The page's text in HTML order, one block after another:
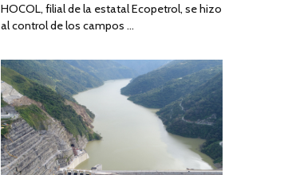
HOCOL, filial de la estatal Ecopetrol, se hizo
al control de los campos …